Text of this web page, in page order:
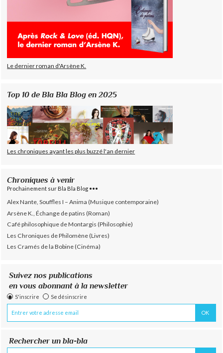
Le dernier roman d'Arsène K.
Top 10 de Bla Bla Blog en 2025
Les chroniques ayant les plus buzzé l'an dernier
Chroniques à venir
Prochainement sur Bla Bla Blog •••
Alex Nante, Souffles I – Anima (Musique contemporaine)
Arsène K., Échange de patins (Roman)
Café philosophique de Montargis (Philosophie)
Les Chroniques de Philomène (Livres)
Les Cramés de la Bobine (Cinéma)
Suivez nos publications
en vous abonnant à la newsletter
S'inscrire Se désinscrire
Rechercher un bla-bla